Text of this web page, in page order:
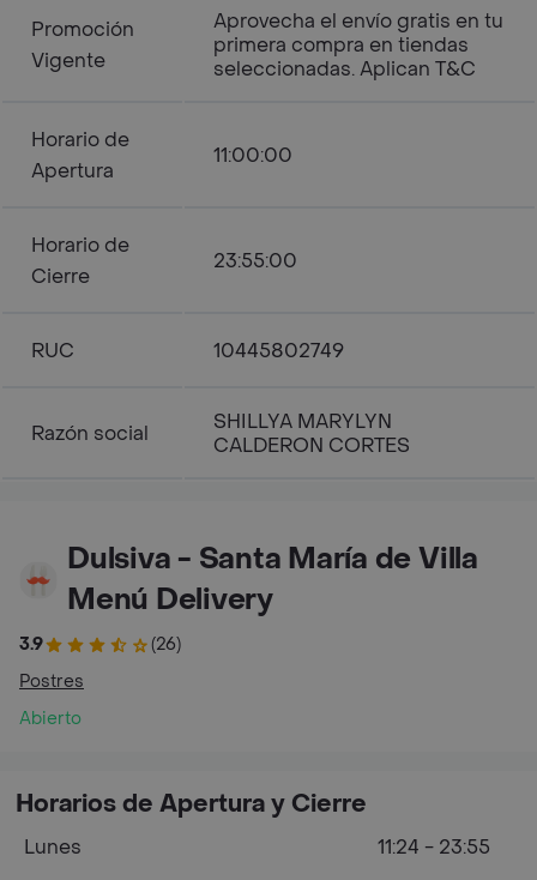
Promoción
Vigente
Aprovecha el envío gratis en tu
primera compra en tiendas
seleccionadas. Aplican T&C
Horario de
Apertura
11:00:00
Horario de
Cierre
23:55:00
RUC 10445802749
Razón social
SHILLYA MARYLYN
CALDERON CORTES
Dulsiva - Santa María de Villa
Menú Delivery
3.9
(26)
Postres
Abierto
Horarios de Apertura y Cierre
Lunes
11:24 - 23:55